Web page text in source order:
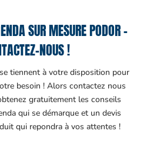
SUR MESURE PODOR –
NOUS !
tiennent à votre disposition pour
besoin ! Alors contactez nous
gratuitement les conseils
qui se démarque et un devis
qui repondra à vos attentes !